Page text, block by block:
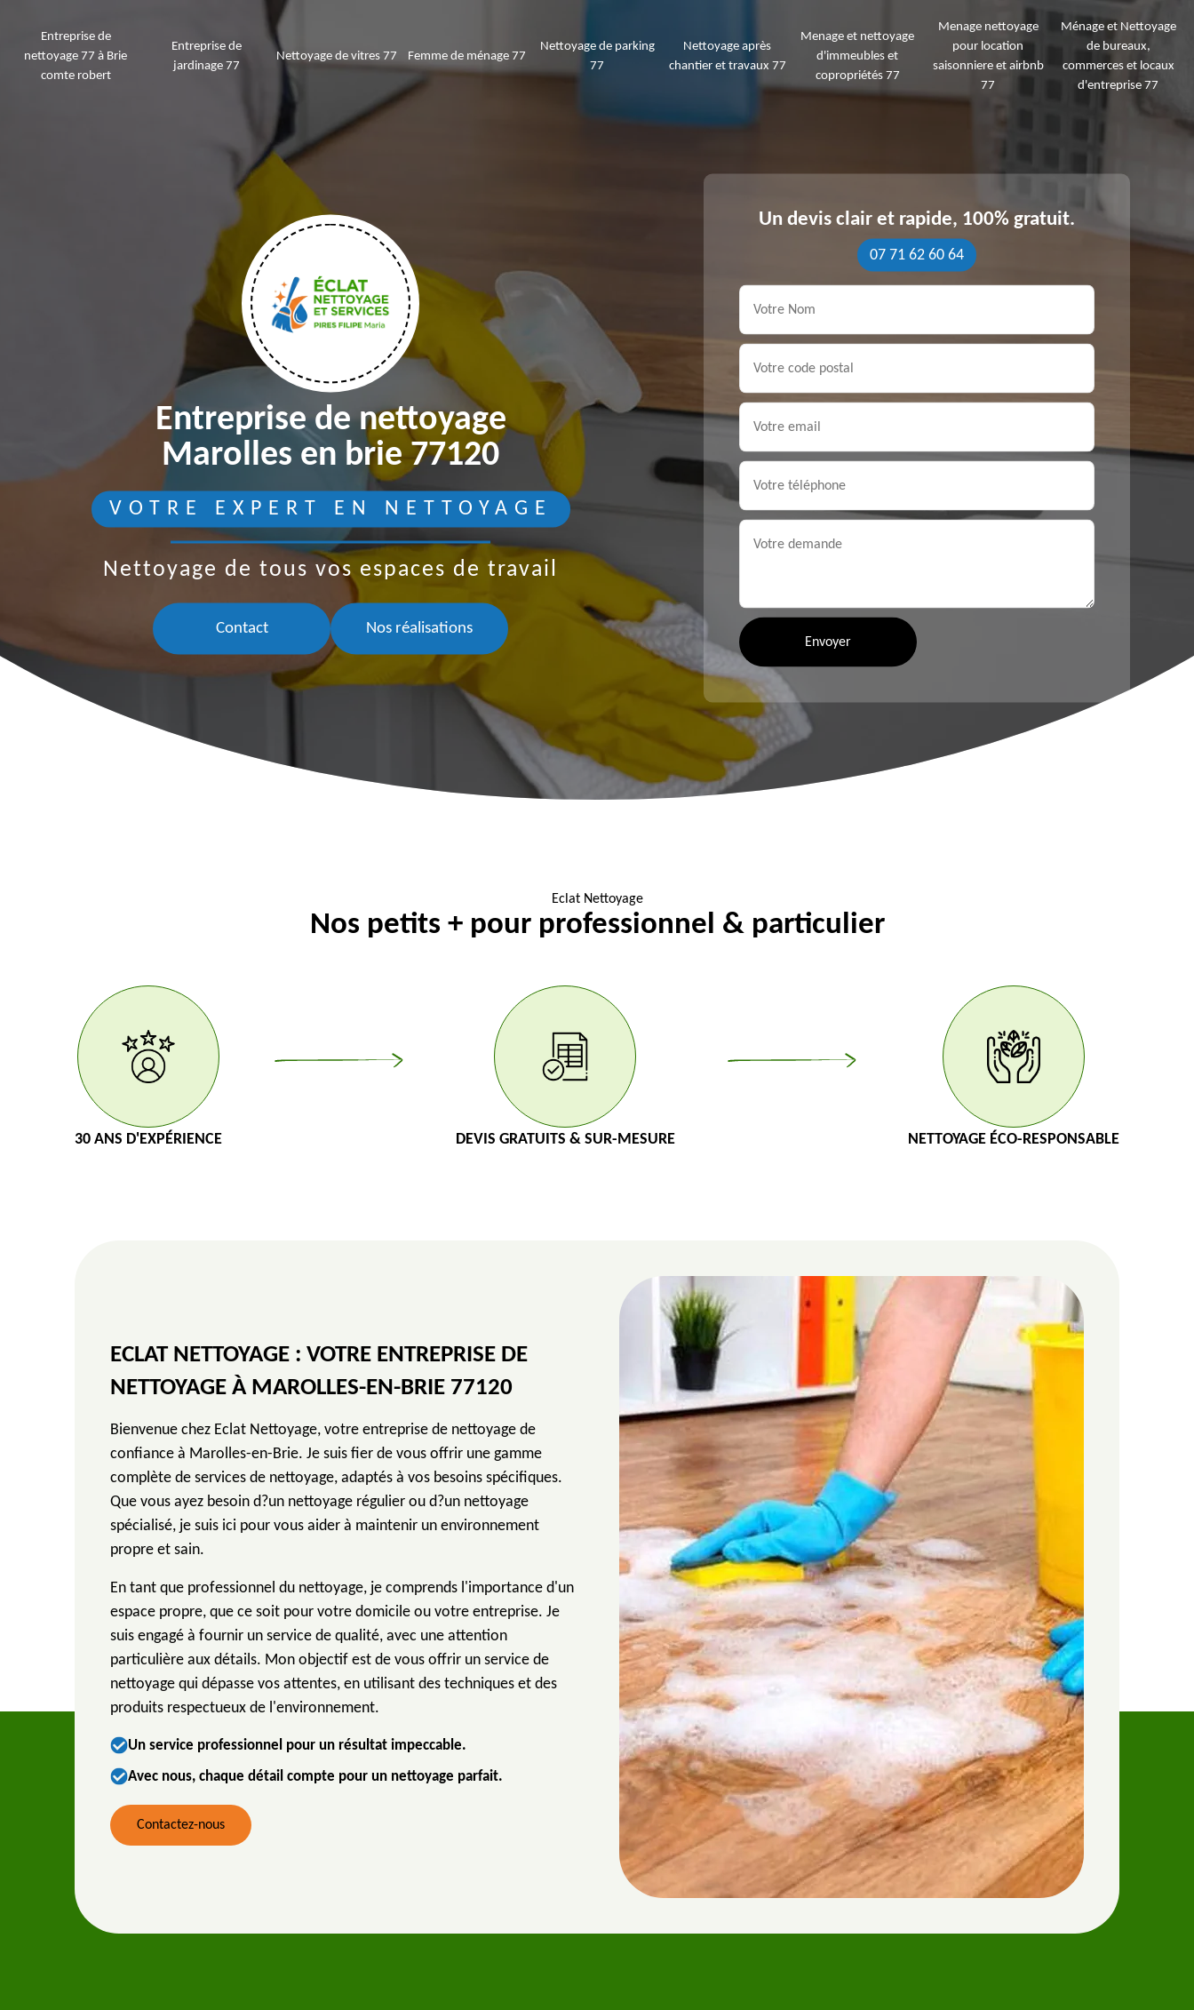
Entreprise de
nettoyage 77 à Brie
comte robert
Entreprise de
jardinage 77
Nettoyage de vitres 77 Femme de ménage 77
Nettoyage de parking
77
Nettoyage après
chantier et travaux 77
Menage et nettoyage
d'immeubles et
copropriétés 77
Menage nettoyage
pour location
saisonniere et airbnb
77
Ménage et Nettoyage
de bureaux,
commerces et locaux
d'entreprise 77
Entreprise de nettoyage
Marolles en brie 77120
VOTRE EXPERT EN NETTOYAGE
Nettoyage de tous vos espaces de travail
Contact Nos réalisations
Un devis clair et rapide, 100% gratuit.
07 71 62 60 64
Eclat Nettoyage
Nos petits + pour professionnel & particulier
30 ANS D'EXPÉRIENCE DEVIS GRATUITS & SUR-MESURE NETTOYAGE ÉCO-RESPONSABLE
ECLAT NETTOYAGE : VOTRE ENTREPRISE DE
NETTOYAGE À MAROLLES-EN-BRIE 77120
Bienvenue chez Eclat Nettoyage, votre entreprise de nettoyage de
confiance à Marolles-en-Brie. Je suis fier de vous offrir une gamme
complète de services de nettoyage, adaptés à vos besoins spécifiques.
Que vous ayez besoin d?un nettoyage régulier ou d?un nettoyage
spécialisé, je suis ici pour vous aider à maintenir un environnement
propre et sain.
En tant que professionnel du nettoyage, je comprends l'importance d'un
espace propre, que ce soit pour votre domicile ou votre entreprise. Je
suis engagé à fournir un service de qualité, avec une attention
particulière aux détails. Mon objectif est de vous offrir un service de
nettoyage qui dépasse vos attentes, en utilisant des techniques et des
produits respectueux de l'environnement.
Un service professionnel pour un résultat impeccable.
Avec nous, chaque détail compte pour un nettoyage parfait.
Contactez-nous